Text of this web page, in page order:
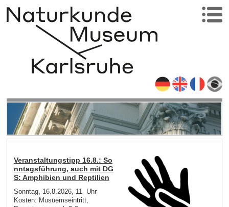
Veranstaltungstipp 16.8.: So
nntagsführung, auch mit DG
S: Amphibien und Reptilien
Sonntag, 16.8.2026, 11 Uhr
Kosten: Musuemseintritt,